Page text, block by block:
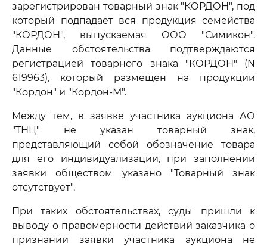
зарегистрирован товарный знак "КОРДОН", под
который подпадает вся продукция семейства
"КОРДОН", выпускаемая ООО "Симикон".
Данные обстоятельства подтверждаются
регистрацией товарного знака "КОРДОН" (N
619963), который размещен на продукции
"Кордон" и "Кордон-М".
Между тем, в заявке участника аукциона АО
"ТНЦ" не указан товарный знак,
представляющий собой обозначение товара
для его индивидуализации, при заполнении
заявки обществом указано "Товарный знак
отсутствует".
При таких обстоятельствах, суды пришли к
выводу о правомерности действий заказчика о
признании заявки участника аукциона не